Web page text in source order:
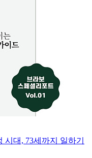
시대, 73세까지 일하기